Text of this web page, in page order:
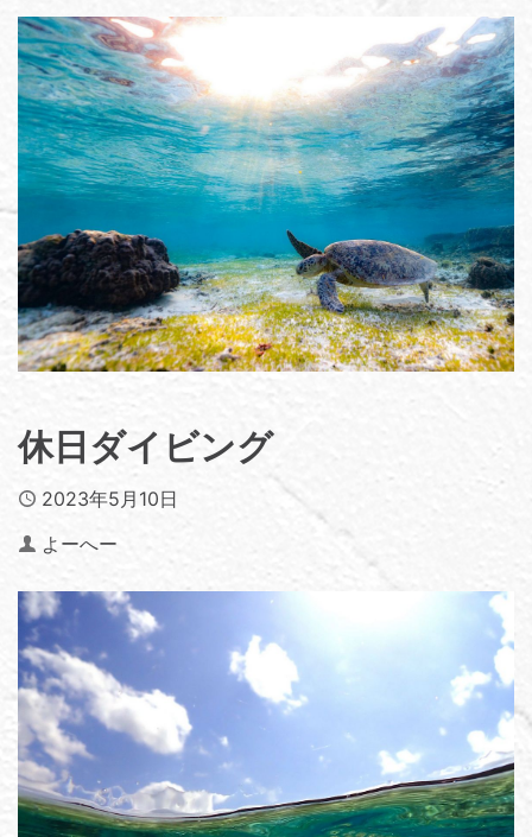
休日ダイビング
Published
2023年5月10日
Author
よーへー